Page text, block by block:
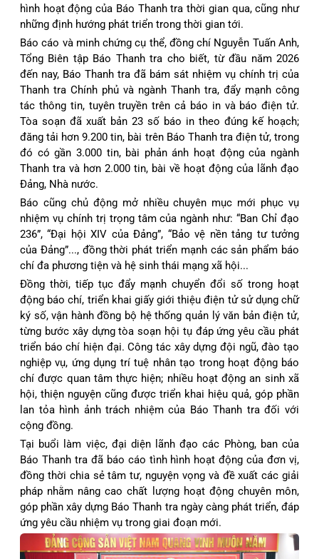
hình hoạt động của Báo Thanh tra thời gian qua, cũng như
những định hướng phát triển trong thời gian tới.
Báo cáo và minh chứng cụ thể, đồng chí Nguyễn Tuấn Anh,
Tổng Biên tập Báo Thanh tra cho biết, từ đầu năm 2026
đến nay, Báo Thanh tra đã bám sát nhiệm vụ chính trị của
Thanh tra Chính phủ và ngành Thanh tra, đẩy mạnh công
tác thông tin, tuyên truyền trên cả báo in và báo điện tử.
Tòa soạn đã xuất bản 23 số báo in theo đúng kế hoạch;
đăng tải hơn 9.200 tin, bài trên Báo Thanh tra điện tử, trong
đó có gần 3.000 tin, bài phản ánh hoạt động của ngành
Thanh tra và hơn 2.000 tin, bài về hoạt động của lãnh đạo
Đảng, Nhà nước.
Báo cũng chủ động mở nhiều chuyên mục mới phục vụ
nhiệm vụ chính trị trọng tâm của ngành như: “Ban Chỉ đạo
236”, “Đại hội XIV của Đảng”, “Bảo vệ nền tảng tư tưởng
của Đảng”..., đồng thời phát triển mạnh các sản phẩm báo
chí đa phương tiện và hệ sinh thái mạng xã hội...
Đồng thời, tiếp tục đẩy mạnh chuyển đổi số trong hoạt
động báo chí, triển khai giấy giới thiệu điện tử sử dụng chữ
ký số, vận hành đồng bộ hệ thống quản lý văn bản điện tử,
từng bước xây dựng tòa soạn hội tụ đáp ứng yêu cầu phát
triển báo chí hiện đại. Công tác xây dựng đội ngũ, đào tạo
nghiệp vụ, ứng dụng trí tuệ nhân tạo trong hoạt động báo
chí được quan tâm thực hiện; nhiều hoạt động an sinh xã
hội, thiện nguyện cũng được triển khai hiệu quả, góp phần
lan tỏa hình ảnh trách nhiệm của Báo Thanh tra đối với
cộng đồng.
Tại buổi làm việc, đại diện lãnh đạo các Phòng, ban của
Báo Thanh tra đã báo cáo tình hình hoạt động của đơn vị,
đồng thời chia sẻ tâm tư, nguyện vọng và đề xuất các giải
pháp nhằm nâng cao chất lượng hoạt động chuyên môn,
góp phần xây dựng Báo Thanh tra ngày càng phát triển, đáp
ứng yêu cầu nhiệm vụ trong giai đoạn mới.